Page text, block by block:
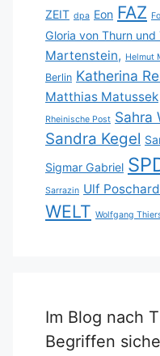
ZEIT dpa Eon FAZ
Gloria von Thurn und
Martenstein, Helmut
Berlin Katherina
Matthias Matussek
Rheinische Post Sahra
Sandra Kegel
Sigmar Gabriel
Sarrazin Ulf
WELT Wolfgang
Im Blog nach
Begriffen